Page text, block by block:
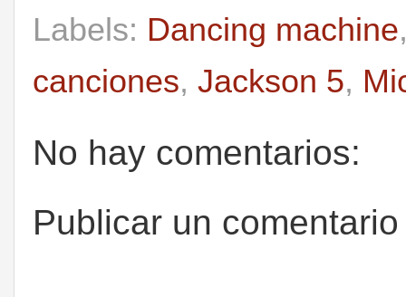
Labels: Dancing machine
canciones, Jackson 5,
No hay comentarios:
Publicar un comentario